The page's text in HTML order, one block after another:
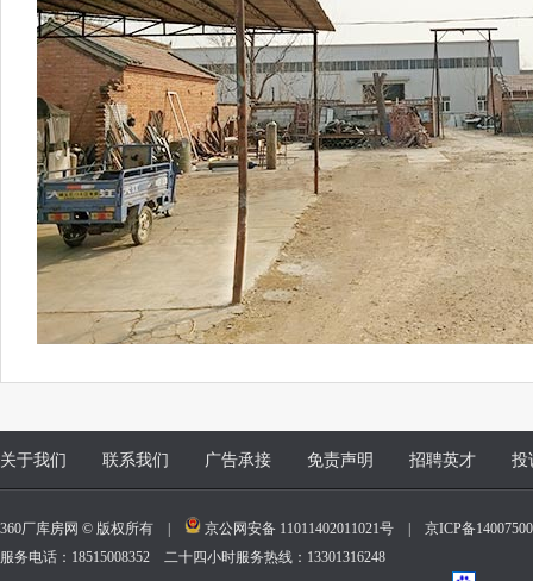
关于我们 联系我们 广告承接 免责声明 招聘英才 投
360厂库房网 © 版权所有 | 京公网安备 11011402011021号
京ICP备
服务电话：18515008352 二十四小时服务热线：13301316248